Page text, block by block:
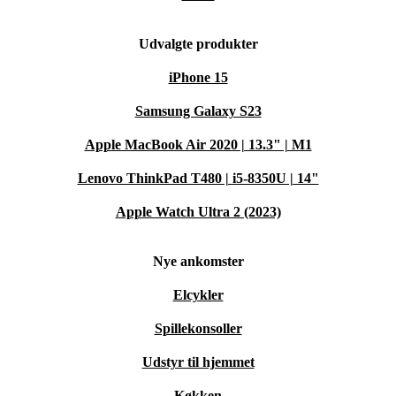
Udvalgte produkter
iPhone 15
Samsung Galaxy S23
Apple MacBook Air 2020 | 13.3" | M1
Lenovo ThinkPad T480 | i5-8350U | 14"
Apple Watch Ultra 2 (2023)
Nye ankomster
Elcykler
Spillekonsoller
Udstyr til hjemmet